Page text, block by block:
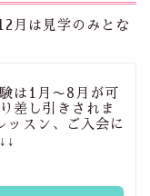
月は見学のみとな
は1月〜8月が可
差し引きされま
ッスン、ご入会に